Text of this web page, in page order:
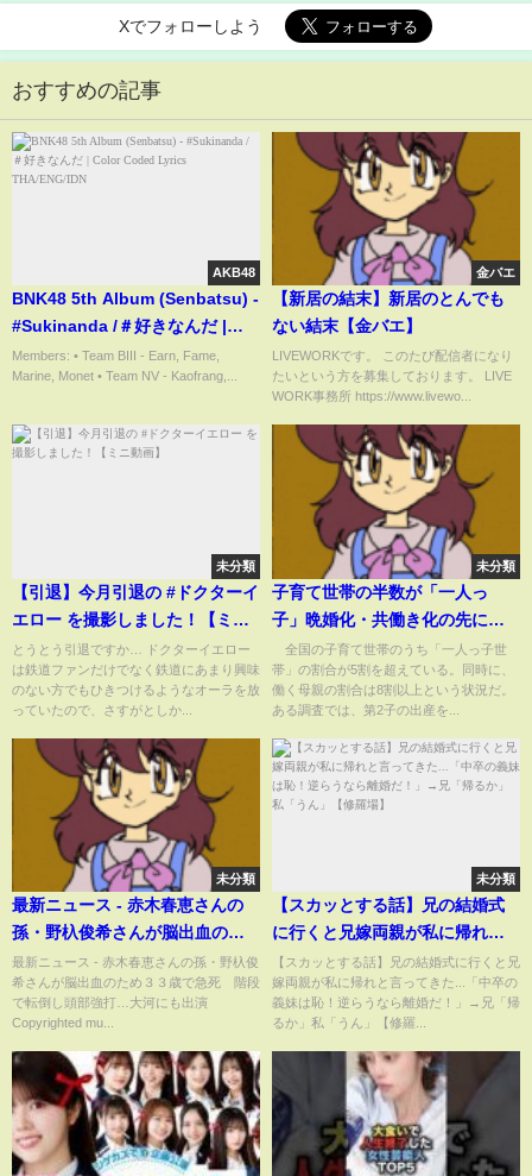
Xでフォローしよう
おすすめの記事
AKB48
BNK48 5th Album (Senbatsu) -
#Sukinanda /＃好きなんだ |
Color Coded Lyrics
THA/ENG/IDN
Members: • Team BIII - Earn, Fame,
Marine, Monet • Team NV - Kaofrang,...
金バエ
【新居の結末】新居のとんでも
ない結末【金バエ】
LIVEWORKです。 このたび配信者になり
たいという方を募集しております。 LIVE
WORK事務所 https://www.livewo...
未分類
【引退】今月引退の #ドクターイ
エロー を撮影しました！【ミニ
動画】
とうとう引退ですか… ドクターイエロー
は鉄道ファンだけでなく鉄道にあまり興味
のない方でもひきつけるようなオーラを放
っていたので、さすがとしか...
未分類
子育て世帯の半数が「一人っ
子」晩婚化・共働き化の先にあ
った「2人目の壁」求められるサ
ポートと、ライフスタイルの変
化(ABEMA TIMES)
全国の子育て世帯のうち「一人っ子世
帯」の割合が5割を超えている。同時に、
働く母親の割合は8割以上という状況だ。
ある調査では、第2子の出産を...
未分類
最新ニュース - 赤木春恵さんの
孫・野杁俊希さんが脳出血のた
め３３歳で急死 階段で転倒し
頭部強打…大河にも出演
最新ニュース - 赤木春恵さんの孫・野杁俊
希さんが脳出血のため３３歳で急死 階段
で転倒し頭部強打…大河にも出演
Copyrighted mu...
未分類
【スカッとする話】兄の結婚式
に行くと兄嫁両親が私に帰れと
言ってきた...「中卒の義妹は恥！
逆らうなら離婚だ！」→兄「帰
るか」私「うん」【修羅場】
【スカッとする話】兄の結婚式に行くと兄
嫁両親が私に帰れと言ってきた...「中卒の
義妹は恥！逆らうなら離婚だ！」→兄「帰
るか」私「うん」【修羅...